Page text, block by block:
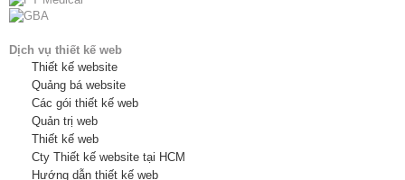
Dịch vụ thiết kế web
Thiết kế website
Quảng bá website
Các gói thiết kế web
Quản trị web
Thiết kế web
Cty Thiết kế website tại HCM
Hướng dẫn thiết kế web